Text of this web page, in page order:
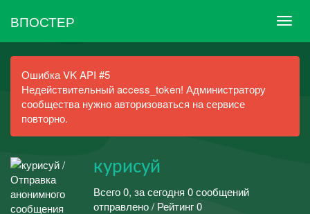
ВПОСТЕР
Ошибка VK API #5
Недействительный access_token! Администратору
сообщества нужно авторизоваться на сервисе
повторно.
курисуй
Всего 0, за сегодня 0 сообщений
отправлено / Рейтинг 0